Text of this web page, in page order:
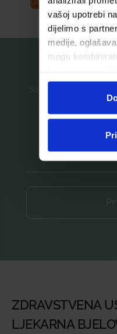
vašoj upotrebi
dijelimo s
medije,
mogu
ste
Dodaj u košaricu
Saznajte prvi za nove
Prijavite se
ZDRAVSTVENA
LJEKARNA